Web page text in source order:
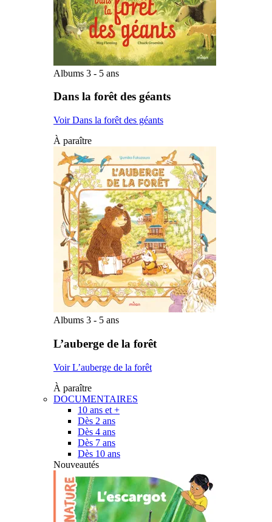
Albums 3 - 5 ans
Dans la forêt des géants
Voir Dans la forêt des géants
À paraître
Albums 3 - 5 ans
L’auberge de la forêt
Voir L’auberge de la forêt
À paraître
DOCUMENTAIRES
10 ans et +
Dès 2 ans
Dès 4 ans
Dès 7 ans
Dès 10 ans
Nouveautés